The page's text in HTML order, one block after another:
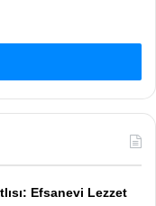
Efsanevi Lezzet